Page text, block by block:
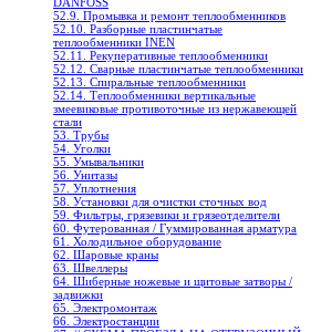
52.9. Промывка и ремонт теплообменников
52.10. Разборные пластинчатые
теплообменники INEN
52.11. Рекуперативные теплообменники
52.12. Сварные пластинчатые теплообменники
52.13. Спиральные теплообменники
52.14. Теплообменники вертикальные
змеевиковые противоточные из нержавеющей
стали
53. Трубы
54. Уголки
55. Умывальники
56. Унитазы
57. Уплотнения
58. Установки для очистки сточных вод
59. Фильтры, грязевики и грязеотделители
60. Футерованная / Гуммированная арматура
61. Холодильное oборудование
62. Шаровые краны
63. Швеллеры
64. Шиберные ножевые и щитовые затворы /
задвижки
65. Электромонтаж
66. Электростанции